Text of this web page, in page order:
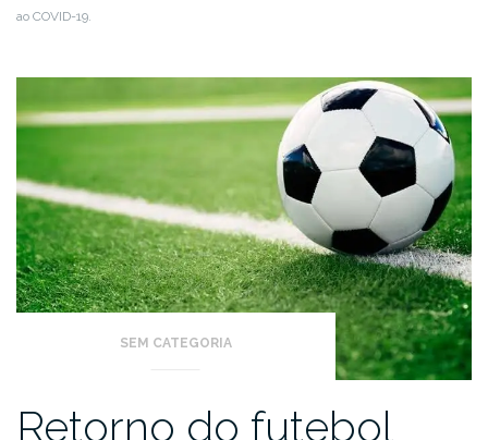
ao COVID-19.
SEM CATEGORIA
Retorno do futebol